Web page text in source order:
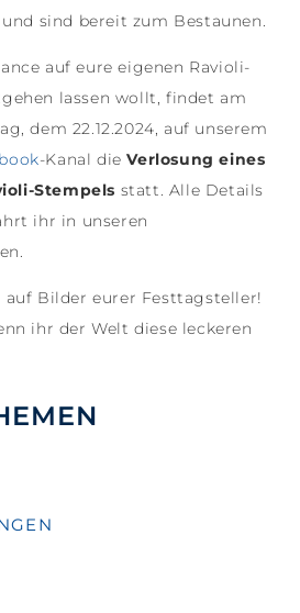
sind bereit zum Bestaunen.
auf eure eigenen Ravioli-
lassen wollt, findet am
dem 22.12.2024, auf unserem
-Kanal dieVerlosung eines
Stempels statt. Alle Details
ihr in unseren
auf Bilder eurer Festtagsteller!
ihr der Welt diese leckeren